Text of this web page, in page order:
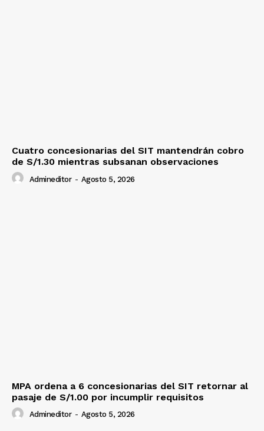
Cuatro concesionarias del SIT mantendrán cobro
de S/1.30 mientras subsanan observaciones
Admineditor - Agosto 5, 2026
MPA ordena a 6 concesionarias del SIT retornar al
pasaje de S/1.00 por incumplir requisitos
Admineditor - Agosto 5, 2026